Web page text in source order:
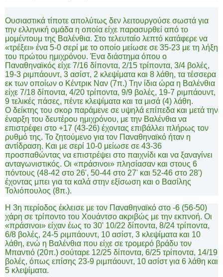
Ουσιαστικά τίποτε απολύτως δεν λειτουργούσε σωστά για
την ελληνική ομάδα η οποία είχε παρασυρθεί από το
μομέντουμ της Βαλένθια. Στο τελευταίο λεπτό κατάφερε να
«τρέξει» ένα 5-0 σερί με το οποίο μείωσε σε 35-23 με τη λήξη
του πρώτου ημιχρόνου. Ένα διάστημα όπου ο
Παναθηναϊκός είχε 7/16 δίποντα, 2/15 τρίποντα, 3/4 βολές,
19-3 ριμπάουντ, 3 ασίστ, 2 κλεψίματα και 8 λάθη, τα τέσσερα
εκ των οποίων ο Κέντρικ Ναν (7π.) Την ίδια ώρα η Βαλένθια
είχε 7/18 δίποντα, 4/20 τρίποντα, 9/9 βολές, 19-7 ριμπάουντ,
9 τελικές πάσες, πέντε κλεψίματα και τα μισά (4) λάθη.
Ο δείκτης του σκορ παράμενε σε υψηλά επίπεδα και μετά την
έναρξη του δευτέρου ημιχρόνου, με την Βαλένθια να
επιστρέφει στο +17 (43-26) έχοντας επιβάλλει πλήρως τον
ρυθμό της. Το ζητούμενο για τον Παναθηναϊκό ήταν η
αντίδραση. Και με σερί 10-0 μείωσε σε 43-36
προσπαθώντας να επιστρέψει στο παιχνίδι και να ξαναγίνει
ανταγωνιστικός. Οι «πράσινοι» πλησίασαν και στους 6
πόντους (48-42 στο 26', 50-44 στο 27' και 52-46 στο 28')
έχοντας μπει για τα καλά στην εξίσωση και ο Βασίλης
Τολιόπουλος (8π.).
Η 3η περίοδος έκλεισε με τον Παναθηναϊκό στο -6 (56-50)
χάρη σε τρίποντο του Χουάντσο ακριβώς με την εκπνοή. Οι
«πράσινοι» είχαν έως το 30' 10/22 δίποντα, 8/24 τρίποντα,
6/8 βολές, 24-5 ριμπάουντ, 10 ασίστ, 3 κλεψίματα και 10
λάθη, ενώ η Βαλένθια που είχε σε τρομερό βράδυ τον
Μπαντιό (20π.) σούταρε 12/25 δίποντα, 6/25 τρίποντα, 14/19
βολές, όπως επίσης 23-9 ριμπάουντ, 10 ασίστ για 6 λάθη και
5 κλεψίματα.